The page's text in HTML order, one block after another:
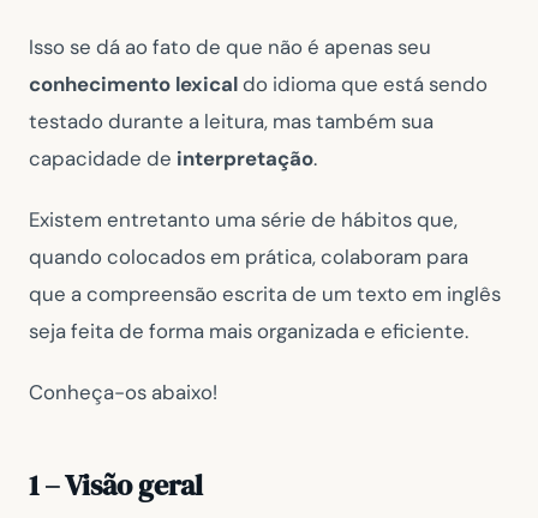
Isso se dá ao fato de que não é apenas seu
conhecimento lexicaldo idioma que está sendo
testado durante a leitura, mas também sua
capacidade de interpretação.
Existem entretanto uma série de hábitos que,
quando colocados em prática, colaboram para
que a compreensão escrita de um texto em inglês
seja feita de forma mais organizada e eficiente.
Conheça-os abaixo!
1 – Visão geral